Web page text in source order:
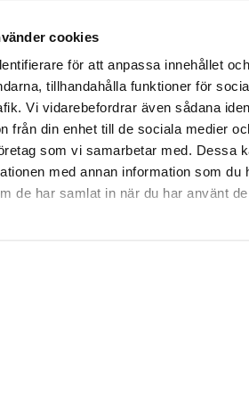
cookies
för att anpassa innehållet och
tillhandahålla funktioner för
Vi vidarebefordrar även sådana
från din enhet till de sociala medier
som vi samarbetar med. Dessa
med annan information som du
de har samlat in när du har använt